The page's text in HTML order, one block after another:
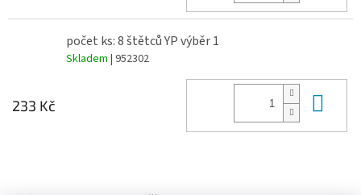
počet ks: 8 štětců YP výběr 1
Skladem | 952302
233 Kč